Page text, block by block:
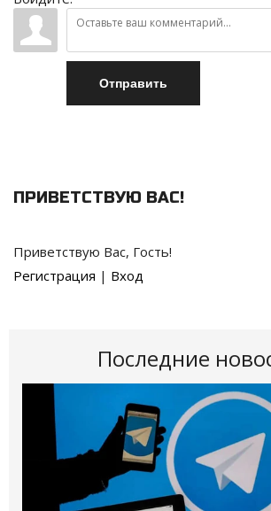
Отправить
ПРИВЕТСТВУЮ ВАС!
Приветствую Вас, Гость!
Регистрация | Вход
Последние